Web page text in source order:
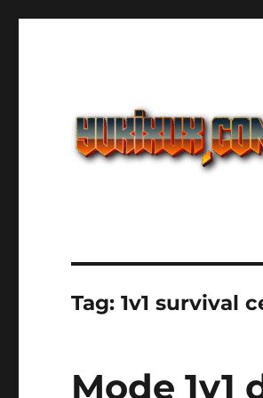
Tag:1v1 survival
Mode 1v1